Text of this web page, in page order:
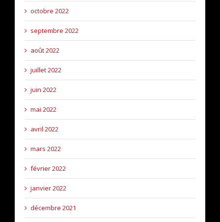
octobre 2022
septembre 2022
août 2022
juillet 2022
juin 2022
mai 2022
avril 2022
mars 2022
février 2022
janvier 2022
décembre 2021